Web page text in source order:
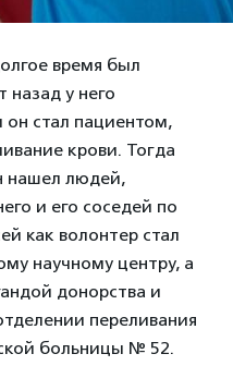
время был
назад у него
стал пациентом,
крови. Тогда
нашел людей,
и его соседей по
как волонтер стал
научному центру, а
донорства и
переливания
больницы № 52.